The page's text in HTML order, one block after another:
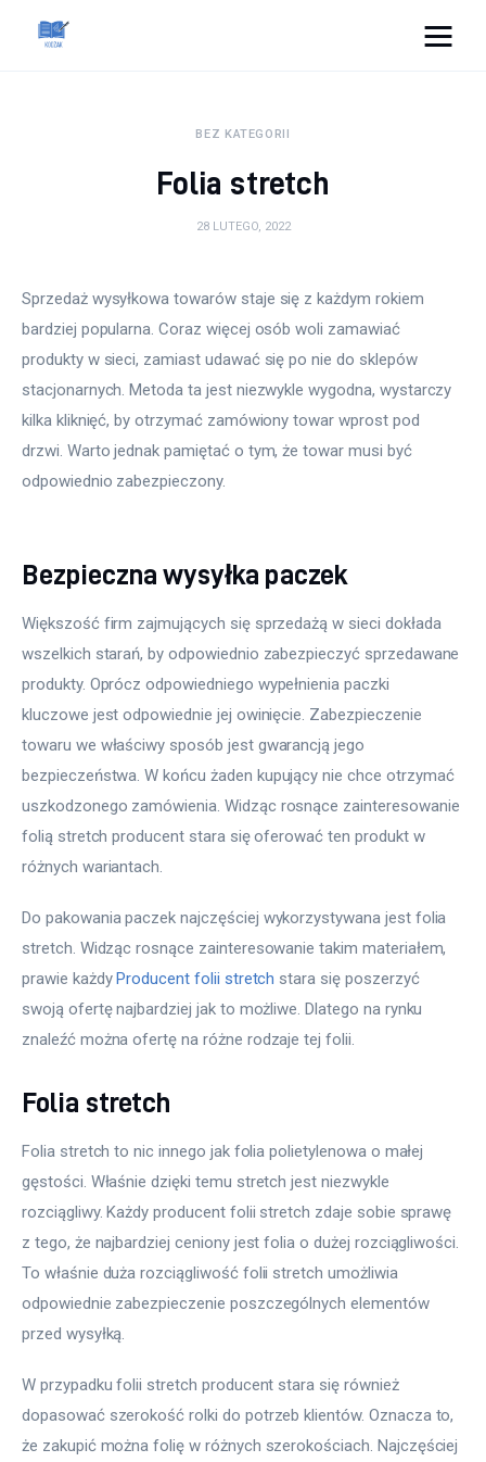
Uroda
Więcej
BEZ KATEGORII
Folia stretch
28 LUTEGO, 2022
Sprzedaż wysyłkowa towarów staje się z każdym rokiem
bardziej popularna. Coraz więcej osób woli zamawiać
produkty w sieci, zamiast udawać się po nie do sklepów
stacjonarnych. Metoda ta jest niezwykle wygodna, wystarczy
kilka kliknięć, by otrzymać zamówiony towar wprost pod
drzwi. Warto jednak pamiętać o tym, że towar musi być
odpowiednio zabezpieczony.
Bezpieczna wysyłka paczek
Większość firm zajmujących się sprzedażą w sieci dokłada
wszelkich starań, by odpowiednio zabezpieczyć sprzedawane
produkty. Oprócz odpowiedniego wypełnienia paczki
kluczowe jest odpowiednie jej owinięcie. Zabezpieczenie
towaru we właściwy sposób jest gwarancją jego
bezpieczeństwa. W końcu żaden kupujący nie chce otrzymać
uszkodzonego zamówienia. Widząc rosnące zainteresowanie
folią stretch producent stara się oferować ten produkt w
różnych wariantach.
Do pakowania paczek najczęściej wykorzystywana jest folia
stretch. Widząc rosnące zainteresowanie takim materiałem,
prawie każdy Producent folii stretch stara się poszerzyć
swoją ofertę najbardziej jak to możliwe. Dlatego na rynku
znaleźć można ofertę na różne rodzaje tej folii.
Folia stretch
Folia stretch to nic innego jak folia polietylenowa o małej
gęstości. Właśnie dzięki temu stretch jest niezwykle
rozciągliwy. Każdy producent folii stretch zdaje sobie sprawę
z tego, że najbardziej ceniony jest folia o dużej rozciągliwości.
To właśnie duża rozciągliwość folii stretch umożliwia
odpowiednie zabezpieczenie poszczególnych elementów
przed wysyłką.
W przypadku folii stretch producent stara się również
dopasować szerokość rolki do potrzeb klientów. Oznacza to,
że zakupić można folię w różnych szerokościach. Najczęściej